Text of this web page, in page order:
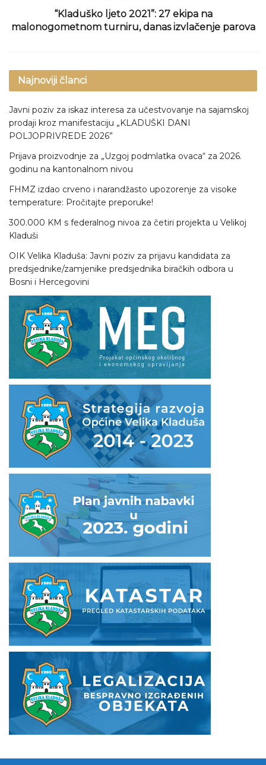
“Kladuško ljeto 2021”: 27 ekipa na
malonogometnom turniru, danas izvlačenje parova
Najnoviji članci
Javni poziv za iskaz interesa za učestvovanje na sajamskoj
prodaji kroz manifestaciju „KLADUŠKI DANI
POLJOPRIVREDE 2026”
Prijava proizvodnje za „Uzgoj podmlatka ovaca“ za 2026.
godinu na kantonalnom nivou
FHMZ izdao crveno i narandžasto upozorenje za visoke
temperature: Pročitajte preporuke!
300.000 KM s federalnog nivoa za četiri projekta u Velikoj
Kladuši
OIK Velika Kladuša: Javni poziv za prijavu kandidata za
predsjednike/zamjenike predsjednika biračkih odbora u
Bosni i Hercegovini